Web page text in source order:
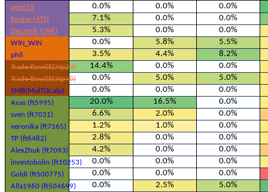
avp555 0.0% 0.0% 0.0%
Kostas (ATS) 7.1% 0.0% 0.0%
Desatnik (U96) 5.3% 0.0% 0.0%
WIN_WIN 0.0% 5.8% 5.5%
phil 3.5% 4.4% 8.2%
Trade-Bowl(ECNp20) 14.4% 0.0% 0.0%
Trade-Bowl(ECNp40) 0.0% 5.0% 5.0%
SMB(MulTiScalp) 0.0% 0.0% 0.0%
Avas (ft5995) 20.0% 16.5% 0.0%
sven (ft7031) 6.6% 2.0% 0.0%
veronika (ft7165) 1.2% 1.0% 0.0%
TP (ft6482) 2.8% 0.0% 0.0%
AlexZhuk (ft7093) 4.2% 0.0% 0.0%
investobolin (ft10253) 0.0% 0.0% 0.0%
Goldi (ft500775) 0.0% 0.0% 0.0%
Alla1960 (ft504699) 0.0% 2.5% 5.0%